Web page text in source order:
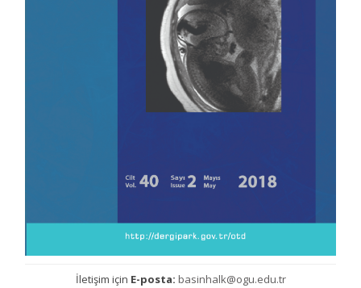
İletişim için E-posta: basinhalk@ogu.edu.tr